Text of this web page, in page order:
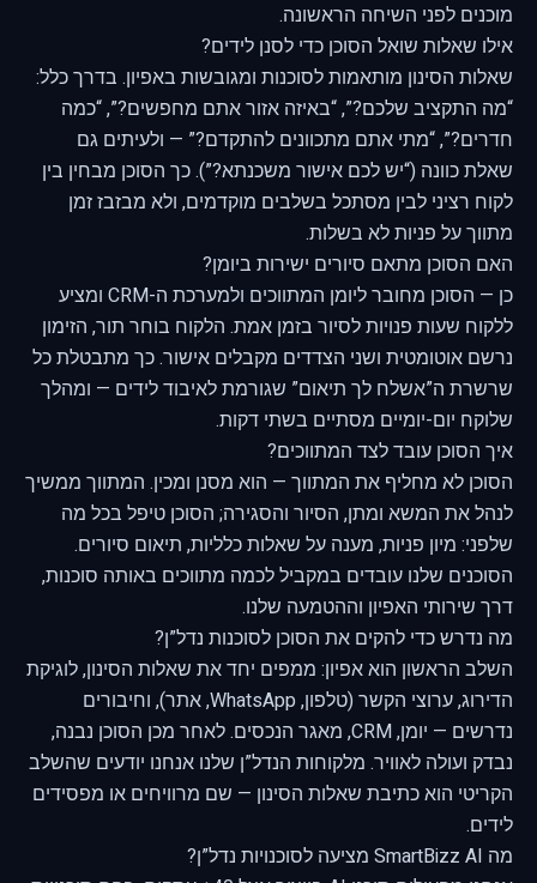
מוכנים לפני השיחה הראשונה.
אילו שאלות שואל הסוכן כדי לסנן לידים?
שאלות הסינון מותאמות לסוכנות ומגובשות באפיון. בדרך כלל:
“מה התקציב שלכם?”, “באיזה אזור אתם מחפשים?”, “כמה
חדרים?”, “מתי אתם מתכוונים להתקדם?” — ולעיתים גם
שאלת כוונה (“יש לכם אישור משכנתא?”). כך הסוכן מבחין בין
לקוח רציני לבין מסתכל בשלבים מוקדמים, ולא מבזבז זמן
מתווך על פניות לא בשלות.
האם הסוכן מתאם סיורים ישירות ביומן?
כן — הסוכן מחובר ליומן המתווכים ולמערכת ה-CRM ומציע
ללקוח שעות פנויות לסיור בזמן אמת. הלקוח בוחר תור, הזימון
נרשם אוטומטית ושני הצדדים מקבלים אישור. כך מתבטלת כל
שרשרת ה”אשלח לך תיאום” שגורמת לאיבוד לידים — ומהלך
שלוקח יום-יומיים מסתיים בשתי דקות.
איך הסוכן עובד לצד המתווכים?
הסוכן לא מחליף את המתווך — הוא מסנן ומכין. המתווך ממשיך
לנהל את המשא ומתן, הסיור והסגירה; הסוכן טיפל בכל מה
שלפני: מיון פניות, מענה על שאלות כלליות, תיאום סיורים.
הסוכנים שלנו עובדים במקביל לכמה מתווכים באותה סוכנות,
דרך שירותי האפיון וההטמעה שלנו.
מה נדרש כדי להקים את הסוכן לסוכנות נדל”ן?
השלב הראשון הוא אפיון: ממפים יחד את שאלות הסינון, לוגיקת
הדירוג, ערוצי הקשר (טלפון, WhatsApp, אתר), וחיבורים
נדרשים — יומן, CRM, מאגר הנכסים. לאחר מכן הסוכן נבנה,
נבדק ועולה לאוויר. מלקוחות הנדל”ן שלנו אנחנו יודעים שהשלב
הקריטי הוא כתיבת שאלות הסינון — שם מרוויחים או מפסידים
לידים.
מה SmartBizz AI מציעה לסוכנויות נדל”ן?